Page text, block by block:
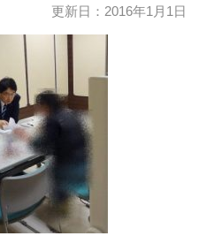
更新日：2016年1月1日